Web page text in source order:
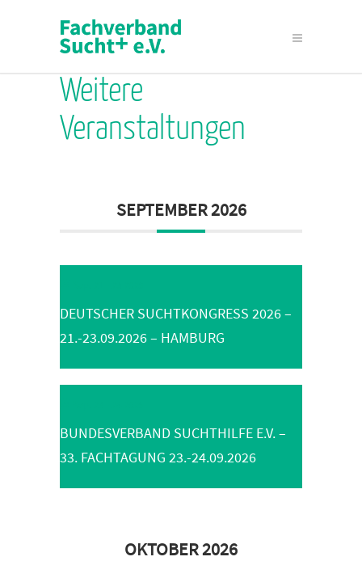
Weitere
Veranstaltungen
SEPTEMBER 2026
DEUTSCHER SUCHTKONGRESS 2026 –
21.-23.09.2026 – HAMBURG
BUNDESVERBAND SUCHTHILFE E.V. –
33. FACHTAGUNG 23.-24.09.2026
OKTOBER 2026